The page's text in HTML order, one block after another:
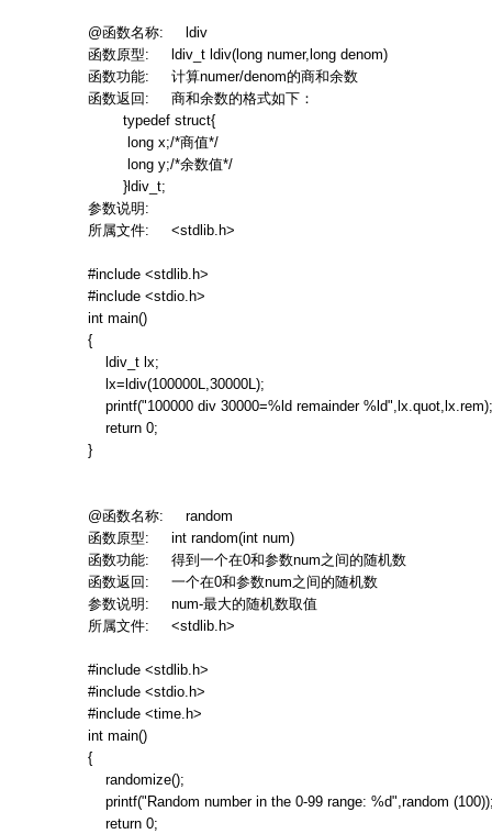
@函数名称: ldiv
函数原型: ldiv_t ldiv(long numer,long denom)
函数功能: 计算numer/denom的商和余数
函数返回: 商和余数的格式如下：
typedef struct{
long x;/*商值*/
long y;/*余数值*/
}ldiv_t;
参数说明:
所属文件: <stdlib.h>
#include <stdlib.h>
#include <stdio.h>
int main()
{
ldiv_t lx;
lx=ldiv(100000L,30000L);
printf("100000 div 30000=%ld remainder
return 0;
}
@函数名称: random
函数原型: int random(int num)
函数功能: 得到一个在0和参数num之间的随机数
函数返回: 一个在0和参数num之间的随机数
参数说明: num-最大的随机数取值
所属文件: <stdlib.h>
#include <stdlib.h>
#include <stdio.h>
#include <time.h>
int main()
{
randomize();
printf("Random number in the 0-99 range: %d",random
return 0;